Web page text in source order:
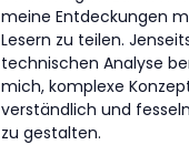
meine Entdeckungen
Lesern zu teilen.
technischen Analyse
mich, komplexe
verständlich und
zu gestalten.